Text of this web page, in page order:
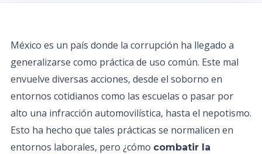
México es un país donde la corrupción ha llegado a
generalizarse como práctica de uso común. Este mal
envuelve diversas acciones, desde el soborno en
entornos cotidianos como las escuelas o pasar por
alto una infracción automovilística, hasta el nepotismo.
Esto ha hecho que tales prácticas se normalicen en
entornos laborales, pero ¿cómo combatir la